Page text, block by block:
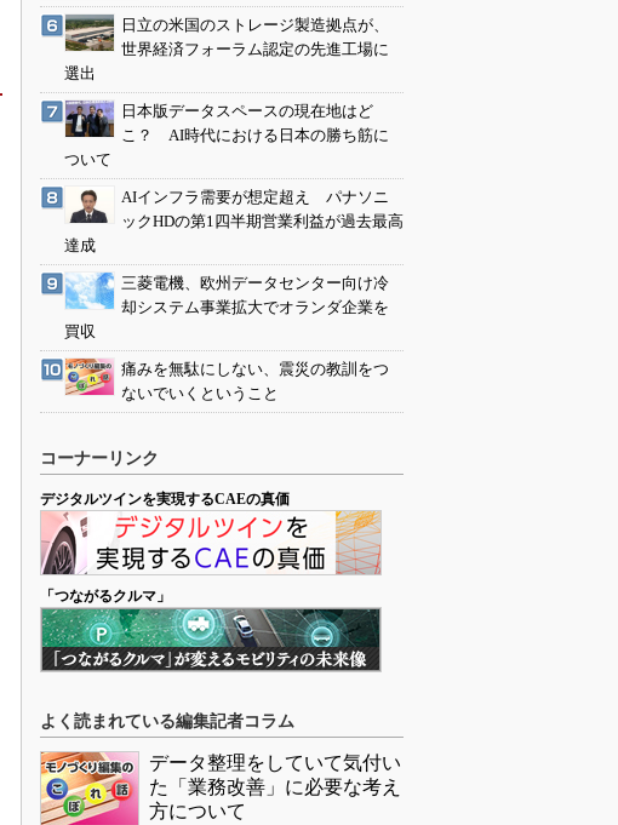
日立の米国のストレージ製造拠点が、
世界経済フォーラム認定の先進工場に
選出
日本版データスペースの現在地はど
こ？ AI時代における日本の勝ち筋に
ついて
AIインフラ需要が想定超え パナソニ
ックHDの第1四半期営業利益が過去最高
達成
三菱電機、欧州データセンター向け冷
却システム事業拡大でオランダ企業を
買収
痛みを無駄にしない、震災の教訓をつ
ないでいくということ
コーナーリンク
デジタルツインを実現するCAEの真価
「つながるクルマ」
よく読まれている編集記者コラム
データ整理をしていて気付い
た「業務改善」に必要な考え
方について